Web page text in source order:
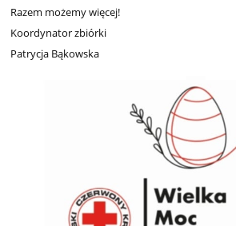
Razem możemy więcej!
Koordynator zbiórki
Patrycja Bąkowska